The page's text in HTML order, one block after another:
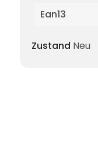
Ean13
Zustand Neu